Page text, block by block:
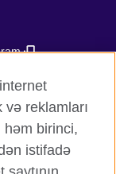
və reklamları
həm birinci,
istifadə